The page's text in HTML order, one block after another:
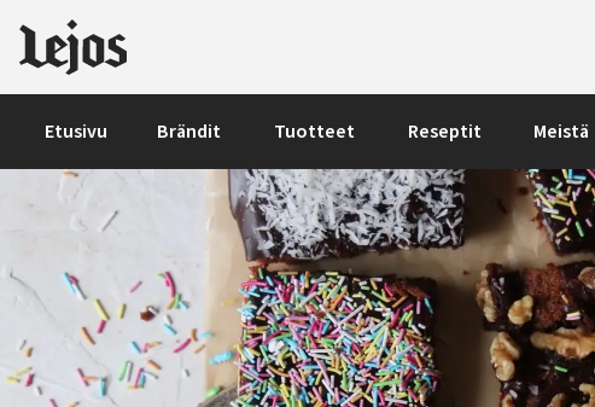
Siirry sisältöön
Etusivu Brändit Tuotteet Reseptit Meistä